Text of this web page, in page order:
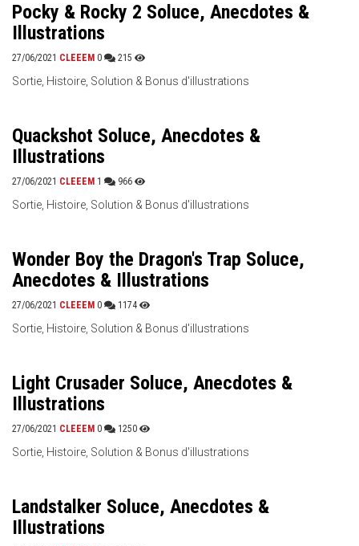
Pocky & Rocky 2 Soluce, Anecdotes &
Illustrations
27/06/2021 CLEEEM 0 215
Sortie, Histoire, Solution & Bonus d'illustrations
Quackshot Soluce, Anecdotes &
Illustrations
27/06/2021 CLEEEM 1 966
Sortie, Histoire, Solution & Bonus d'illustrations
Wonder Boy the Dragon's Trap Soluce,
Anecdotes & Illustrations
27/06/2021 CLEEEM 0 1174
Sortie, Histoire, Solution & Bonus d'illustrations
Light Crusader Soluce, Anecdotes &
Illustrations
27/06/2021 CLEEEM 0 1250
Sortie, Histoire, Solution & Bonus d'illustrations
Landstalker Soluce, Anecdotes &
Illustrations